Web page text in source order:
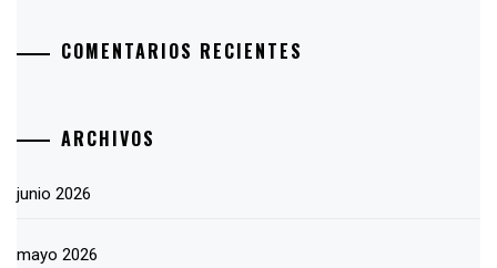
COMENTARIOS RECIENTES
ARCHIVOS
junio 2026
mayo 2026